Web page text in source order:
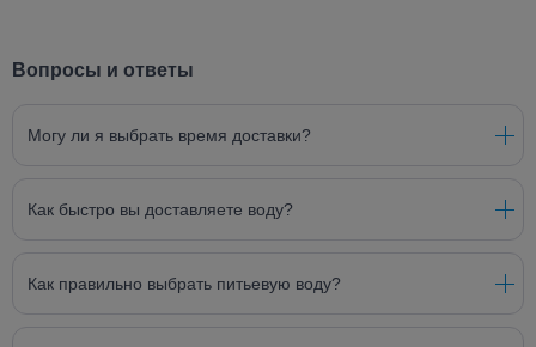
Вопросы и ответы
Могу ли я выбрать время доставки?
Как быстро вы доставляете воду?
Как правильно выбрать питьевую воду?